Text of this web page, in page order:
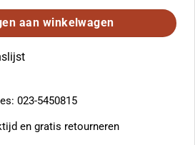
aan winkelwagen
023-5450815
en gratis retourneren